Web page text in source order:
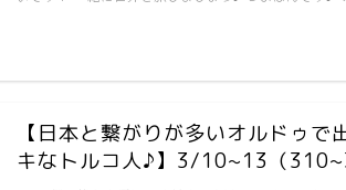
【日本と繋がりが多いオルドゥで
キなトルコ人♪】3/10~13（